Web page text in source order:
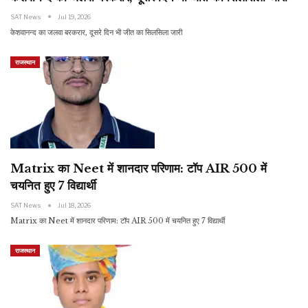
SAT News Jul 19, 2026
केशवानन्द का जलवा बरकरार, दूसरे दिन भी जीत का सिलसिला जारी
राजस्थान
Matrix का Neet में शानदार परिणाम: टॉप AIR 500 में
चयनित हुए 7 विद्यार्थी
SAT News Jul 18, 2026
Matrix का Neet में शानदार परिणाम: टॉप AIR 500 में चयनित हुए 7 विद्यार्थी
राजस्थान